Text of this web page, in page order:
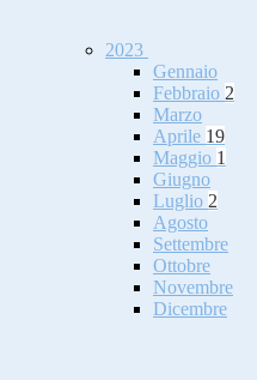
2023
Gennaio
Febbraio 2
Marzo
Aprile 19
Maggio 1
Giugno
Luglio 2
Agosto
Settembre
Ottobre
Novembre
Dicembre